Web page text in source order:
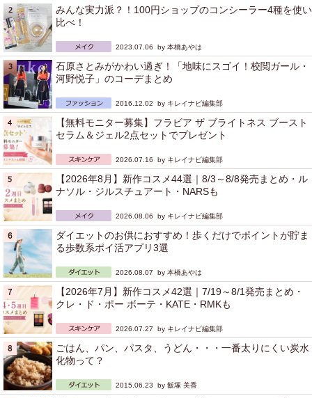
みんな実力派？！100円ショップのコンシーラー4種を使い
比べ！
2023.07.06 by 本橋あやは
石原さとみがかわい過ぎ！「地味にスゴイ！校閲ガール・
河野悦子」のコーデまとめ
2016.12.02 by キレイナビ編集部
【無料モニター募集】フラビア ザ ブライトネス ブースト
セラム＆ジェル2点セットでプレゼント
2026.07.16 by キレイナビ編集部
【2026年8月】新作コスメ44選｜8/3～8/8発売まとめ・ル
ナソル・ジルスチュアート・NARSも
2026.08.06 by キレイナビ編集部
ダイエットのお供におすすめ！歩くだけでポイントが貯ま
る歩数系ポイ活アプリ3選
2026.08.07 by 本橋あやは
【2026年7月】新作コスメ42選｜7/19～8/1発売まとめ・
クレ・ド・ポー ボーテ・KATE・RMKも
2026.07.27 by キレイナビ編集部
ごはん、パン、パスタ、うどん・・・一番太りにくい炭水
化物って？
2015.06.23 by 飯塚 美香